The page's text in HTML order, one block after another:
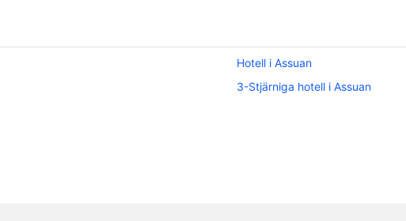
Hotell i Assuan
3-Stjärniga hotell i Assuan